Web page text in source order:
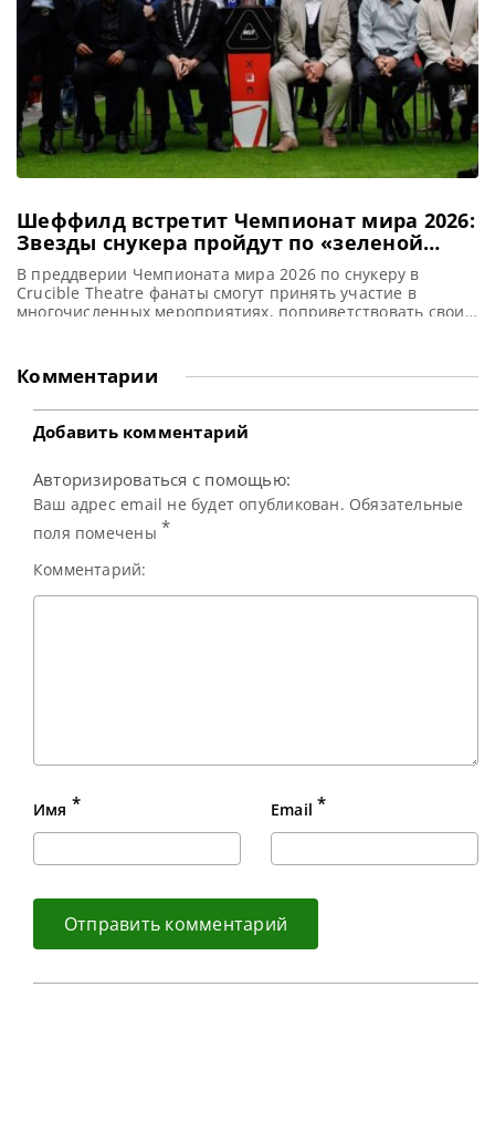
Шеффилд встретит Чемпионат мира 2026:
Звезды снукера пройдут по «зеленой
дорожке» к Крусиблу
В преддверии Чемпионата мира 2026 по снукеру в
Crucible Theatre фанаты смогут принять участие в
многочисленных мероприятиях, поприветствовать своих
старта Чемпионата мира по снукеру 2026, который
пройдет в Шеффилде, любители этого вида спорта
получат уникальную возможность поприветствовать
своих кумиров. Звезды снукера
Комментарии
Добавить комментарий
Авторизироваться с помощью:
Ваш адрес email не будет опубликован. Обязательные
поля помечены *
Комментарий:
Имя * Email *